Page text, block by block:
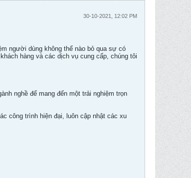
30-10-2021, 12:02 PM
người dùng không thể nào bỏ qua sự có
hàng và các dịch vụ cung cấp, chúng tôi
nghề để mang đến một trải nghiệm trọn
công trình hiện đại, luôn cập nhật các xu